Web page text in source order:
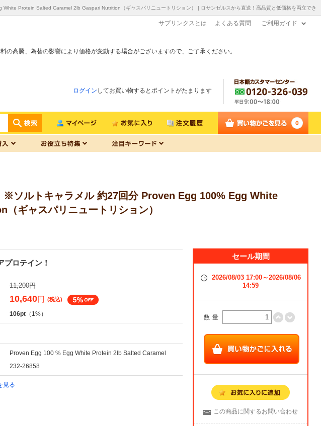
Protein Salted Caramel 2lb Gaspari Nutrition（ギャスパリニュートリション） | ロサンゼルスから直送！高品質と低価格を両立でき
サプリンクスとは よくある質問 ご利用ガイド
の高騰、為替の影響により価格が変動する場合がございますので、ご了承ください。
ログイン してお買い物するとポイントがたまります
0
※ソルトキャラメル 約27回分 Proven Egg 100% Egg White
ギャスパリニュートリション）
ロテイン！
11,200円
10,640円 (税込)
106pt （1%）
Proven Egg 100 % Egg White Protein 2lb Salted Caramel
232-26858
見る
セール期間
2026/08/03 17:00～2026/08/06
14:59
数量
この商品に関するお問い合わせ